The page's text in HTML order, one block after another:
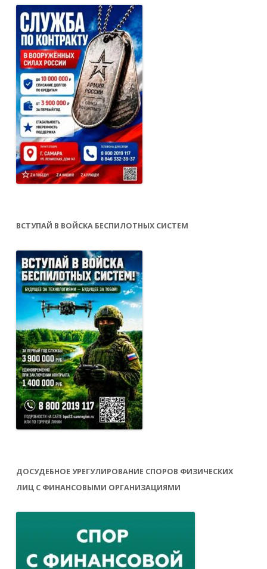
ВСТУПАЙ В ВОЙСКА БЕСПИЛОТНЫХ СИСТЕМ
ДОСУДЕБНОЕ УРЕГУЛИРОВАНИЕ СПОРОВ ФИЗИЧЕСКИХ
ЛИЦ С ФИНАНСОВЫМИ ОРГАНИЗАЦИЯМИ